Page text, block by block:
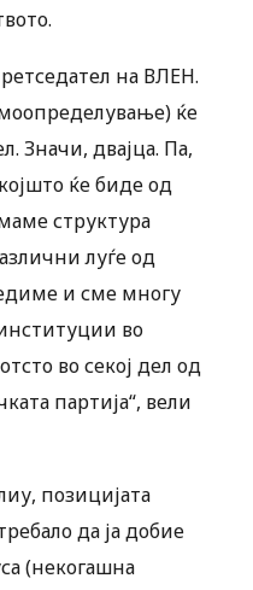
на ВЛЕН.
ќе
Значи, двајца. Па,
ќе биде од
структура
луѓе од
и сме многу
во
во секој дел од
партија“, вели
позицијата
да ја добие
(некогашна